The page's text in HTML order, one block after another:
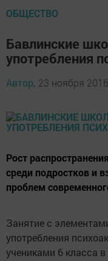
ОБЩЕСТВО
Бавлинские
употребления
Автор, 23 ноября
Рост
среди подростков и
проблем
Занятие с
употребления
учениками 6 класса